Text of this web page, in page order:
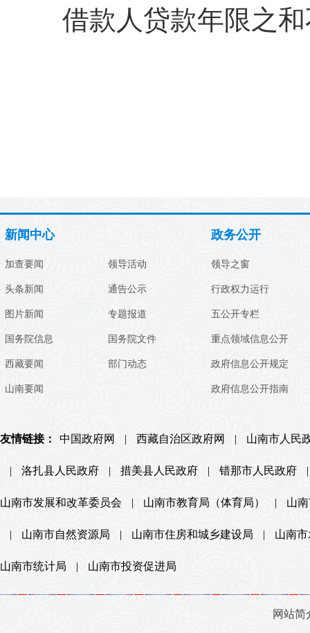
借款人贷款年限之
新闻中心
加查要闻
头条新闻
图片新闻
国务院信息
西藏要闻
山南要闻
领导活动
通告公示
专题报道
国务院文件
部门动态
政务公开
领导之窗
行政权力运行
五公开专栏
重点领域信息公开
政府信息公开规定
政府信息公开指南
友情链接： 中国政府网 | 西藏自治区政府网 | 山南市人民
| 洛扎县人民政府 | 措美县人民政府 | 错那市人民政府 |
山南市发展和改革委员会 | 山南市教育局（体育局） | 山
| 山南市自然资源局 | 山南市住房和城乡建设局 | 山南
山南市统计局 | 山南市投资促进局
网站简